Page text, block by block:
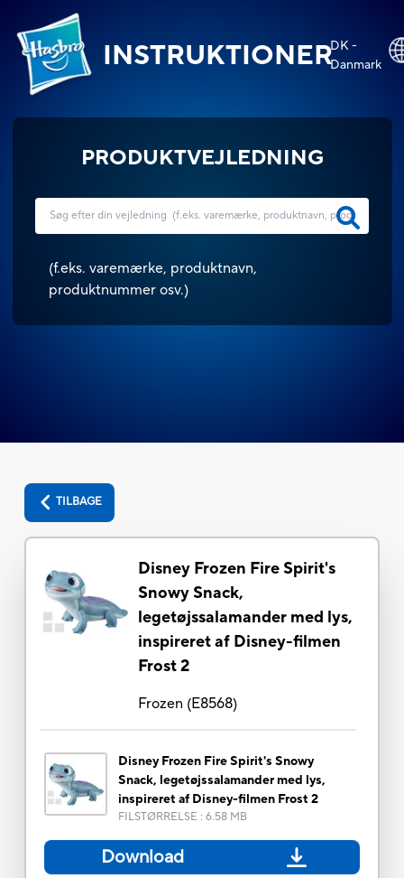
INSTRUKTIONERDK -
Danmark
PRODUKTVEJLEDNING
(f.eks. varemærke, produktnavn,
produktnummer osv.)
TILBAGE
Disney Frozen Fire Spirit's
Snowy Snack,
legetøjssalamander med lys,
inspireret af Disney-filmen
Frost 2
Frozen (E8568)
Disney Frozen Fire Spirit's Snowy
Snack, legetøjssalamander med lys,
inspireret af Disney-filmen Frost 2
FILSTØRRELSE : 6.58 MB
Download